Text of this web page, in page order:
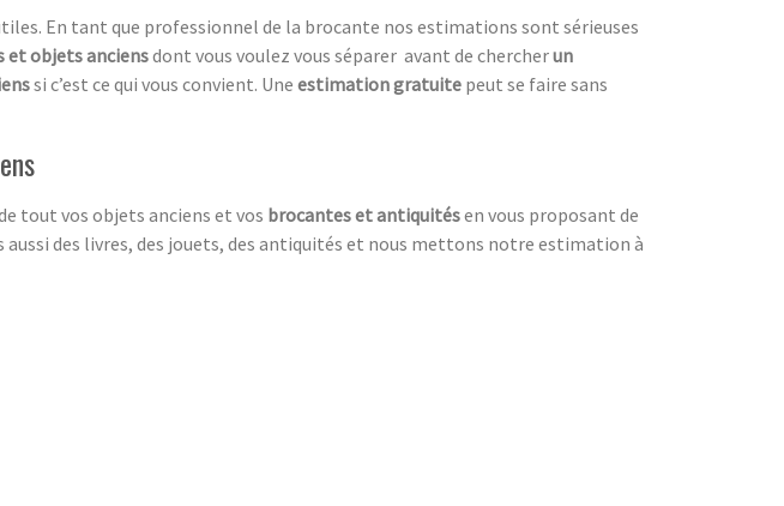
En tant que professionnel de la brocante nos estimations sont sérieuses
et objets anciensdont vous voulez vous séparer avant de chercherun
si c’est ce qui vous convient. Une estimation gratuite peut se faire sans
tout vos objets anciens et vos brocantes et antiquitésen vous proposant de
aussi des livres, des jouets, des antiquités et nous mettons notre estimation à